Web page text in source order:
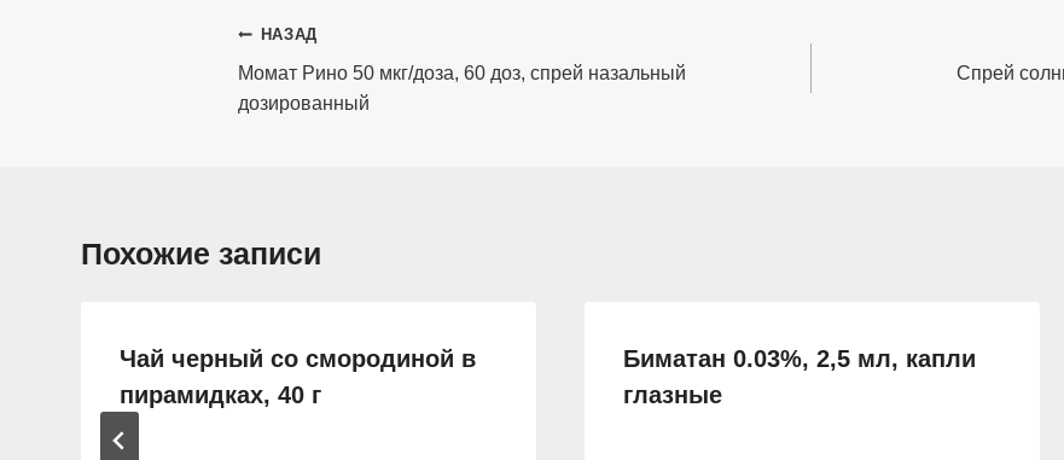
Навигация
по
записям
НАЗАД
Момат Рино 50 мкг/доза, 60 доз, спрей назальный
дозированный
Спрей
Похожие записи
Чай черный со смородиной в
пирамидках, 40 г
Биматан 0.03%, 2,5 мл, капли
глазные